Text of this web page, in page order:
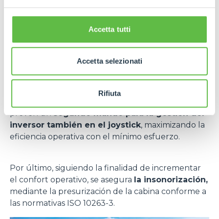
Accetta tutti
Accetta selezionati
Rifiuta
transmitidas durante las fases de desplazamiento y
trabajo, incluso en terrenos irregulares.
Otras líneas incluyen, además,la inversión en el
volante, intuitivo y al “alcance de la mano”, para
incrementar la agilidad de maniobra; algunos
prevén unsegundo mando para la gestión del
inversor también en el joystick, maximizando la
eficiencia operativa con el mínimo esfuerzo.
Por último, siguiendo la finalidad de incrementar
el confort operativo, se asegura la insonorización,
mediante la presurización de la cabina conforme a
las normativas ISO 10263-3.